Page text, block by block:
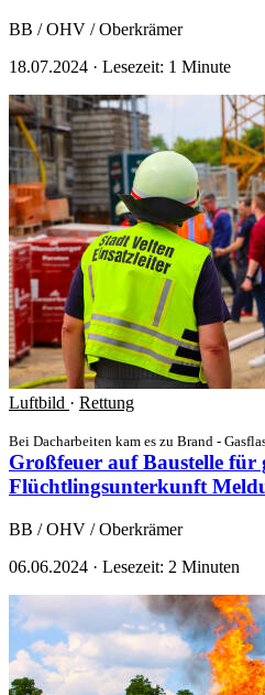
BB / OHV / Oberkrämer
18.07.2024 · Lesezeit: 1 Minute
Luftbild · Rettung
Bei Dacharbeiten kam es zu Brand -
Großfeuer auf Baustelle für
Flüchtlingsunterkunft
BB / OHV / Oberkrämer
06.06.2024 · Lesezeit: 2 Minuten